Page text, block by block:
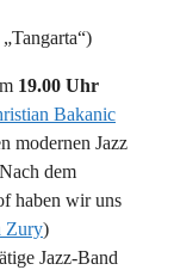
19.00 Uhr
Bakanic
modernen Jazz
dem
haben wir uns
Zury)
Jazz-Band